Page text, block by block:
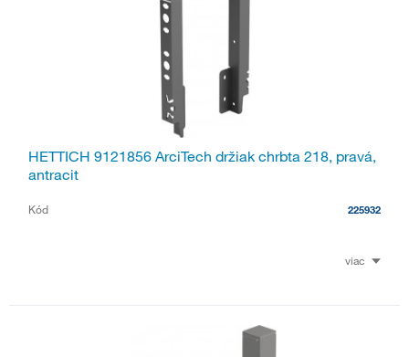
HETTICH 9121856 ArciTech držiak chrbta 218, pravá,
antracit
Kód 225932
viac